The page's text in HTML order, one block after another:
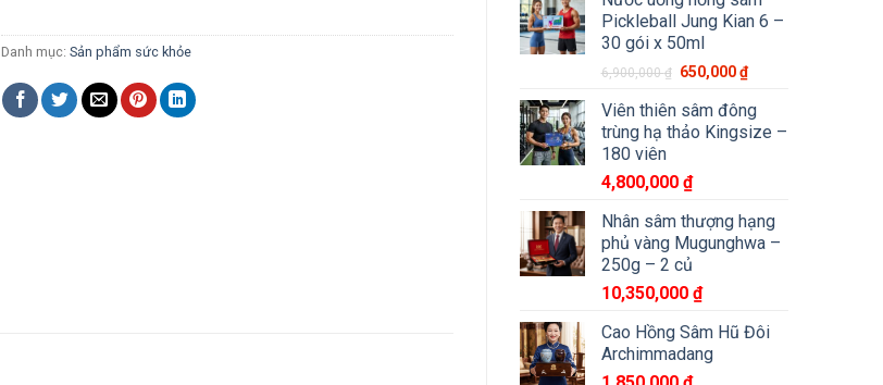
Pickleball Jung Kian 6 –
30 gói x 50ml
6,900,000₫ 650,000₫
Viên thiên sâm đông
trùng hạ thảo Kingsize –
180 viên
4,800,000 ₫
Nhân sâm thượng hạng
phủ vàng Mugunghwa –
250g – 2 củ
10,350,000 ₫
Cao Hồng Sâm Hũ Đôi
Archimmadang
Danh mục: Sản phẩm sức khỏe